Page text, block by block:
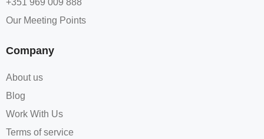
+351 969 009 888
Our Meeting Points
Company
About us
Blog
Work With Us
Terms of service​